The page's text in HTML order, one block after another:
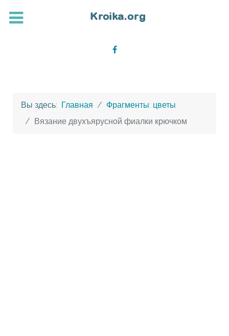
Вы здесь: Главная
Фрагменты: цветы
Вязание двухъярусной фиалки крючком